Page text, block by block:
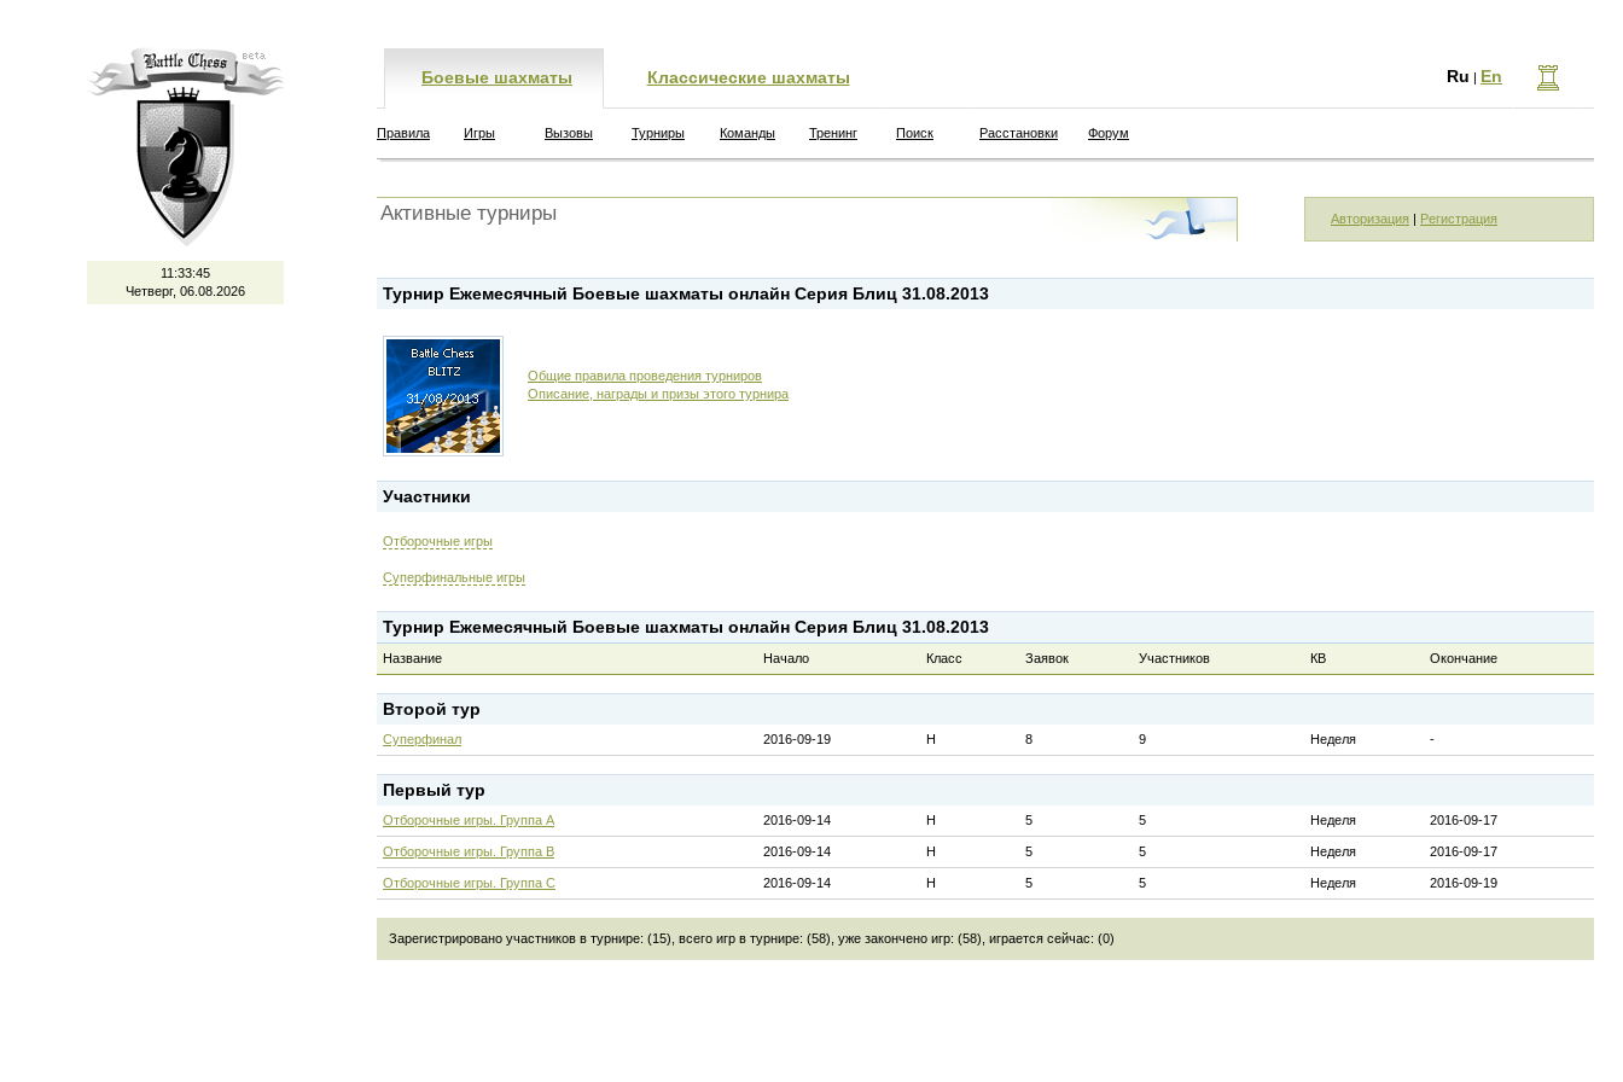
11:33:45
Четверг, 06.08.2026
Боевые шахматы Классические шахматы Ru | En
Правила Игры Вызовы Турниры Команды Тренинг Поиск Расстановки Форум
Активные турниры Авторизация | Регистрация
Турнир Ежемесячный Боевые шахматы онлайн Серия Блиц 31.08.2013
Общие правила проведения турниров
Описание, награды и призы этого турнира
Участники
Отборочные игры
Суперфинальные игры
Турнир Ежемесячный Боевые шахматы онлайн Серия Блиц 31.08.2013
Название Начало Класс Заявок Участников КВ Окончание
Второй тур
Суперфинал 2016-09-19 H 8 9 Неделя -
Первый тур
Отборочные игры. Группа A 2016-09-14 H 5 5 Неделя 2016-09-17
Отборочные игры. Группа B 2016-09-14 H 5 5 Неделя 2016-09-17
Отборочные игры. Группа C 2016-09-14 H 5 5 Неделя 2016-09-19
Зарегистрировано участников в турнире: (15), всего игр в турнире: (58), уже закончено игр: (58), играется сейчас: (0)